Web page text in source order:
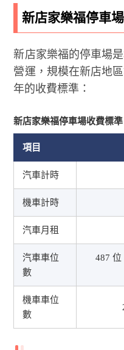
新店家樂福停車
新店家樂福的停車場
營運，規模在新店地
年的收費標準：
新店家樂福停車場收費標準
項目
汽車計時
機車計時
汽車月租
汽車車位
數
487 位
機車車位
數